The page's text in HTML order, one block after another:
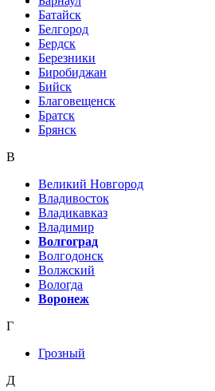
Батайск
Белгород
Бердск
Березники
Биробиджан
Бийск
Благовещенск
Братск
Брянск
В
Великий Новгород
Владивосток
Владикавказ
Владимир
Волгоград
Волгодонск
Волжский
Вологда
Воронеж
Г
Грозный
Д